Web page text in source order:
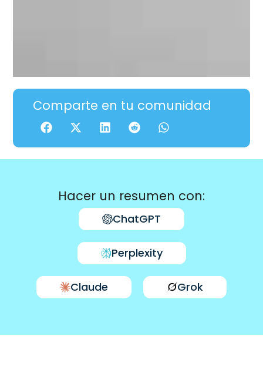
Comparte en tu comunidad
Hacer un resumen con:
ChatGPT
Perplexity
Claude Grok